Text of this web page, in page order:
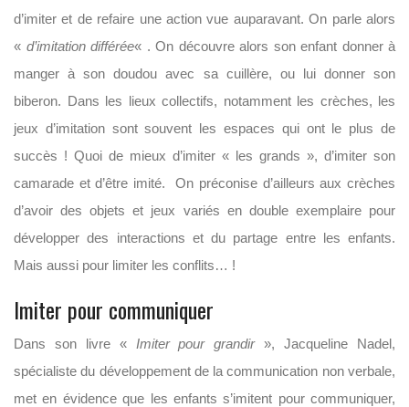
d’imiter et de refaire une action vue auparavant. On parle alors
« d’imitation différée« . On découvre alors son enfant donner à
manger à son doudou avec sa cuillère, ou lui donner son
biberon. Dans les lieux collectifs, notamment les crèches, les
jeux d’imitation sont souvent les espaces qui ont le plus de
succès ! Quoi de mieux d’imiter « les grands », d’imiter son
camarade et d’être imité. On préconise d’ailleurs aux crèches
d’avoir des objets et jeux variés en double exemplaire pour
développer des interactions et du partage entre les enfants.
Mais aussi pour limiter les conflits… !
Imiter pour communiquer
Dans son livre « Imiter pour grandir», Jacqueline Nadel,
spécialiste du développement de la communication non verbale,
met en évidence que les enfants s’imitent pour communiquer,